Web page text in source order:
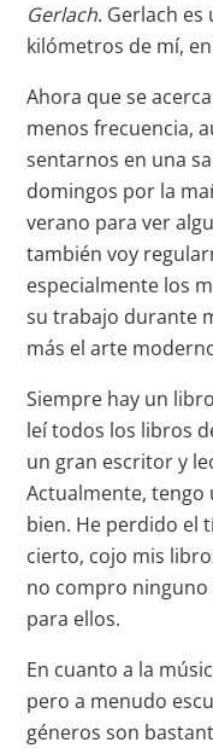
Gerlach. Gerlach
kilómetros de mí,
Ahora que se
menos frecuencia,
sentarnos en una
domingos por la
verano para ver
también voy
especialmente los
su trabajo durante
más el arte
Siempre hay un
leí todos los libros
un gran escritor y
Actualmente,
bien. He perdido el
cierto, cojo mis
no compro
para ellos.
En cuanto a la
pero a menudo
géneros son